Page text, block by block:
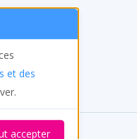
et des
accepter
Actualités